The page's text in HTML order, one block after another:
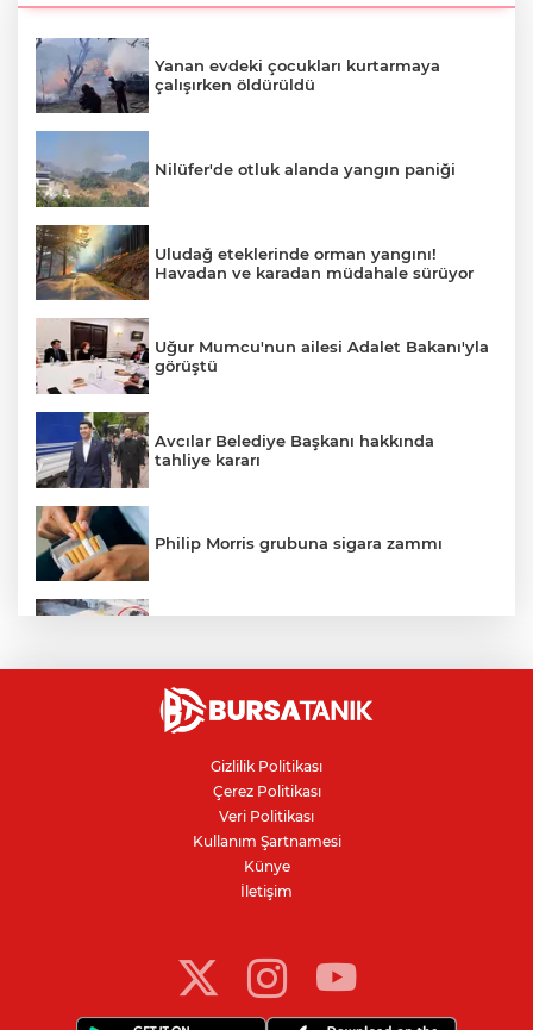
Yanan evdeki çocukları kurtarmaya
çalışırken öldürüldü
Nilüfer'de otluk alanda yangın paniği
Uludağ eteklerinde orman yangını!
Havadan ve karadan müdahale sürüyor
Uğur Mumcu'nun ailesi Adalet Bakanı'yla
görüştü
Avcılar Belediye Başkanı hakkında
tahliye kararı
Philip Morris grubuna sigara zammı
Nilüfer'de kaldırım işgallerine zabıta
denetimi
Bursa'da 100 dönümde hayvansal
gübreyle nektarin ve armut üretiyor
Resmi Gazete’de yayımlandı: Kritik yeşil
Gizlilik Politikası
Çerez Politikası
Veri Politikası
Kullanım Şartnamesi
Künye
İletişim